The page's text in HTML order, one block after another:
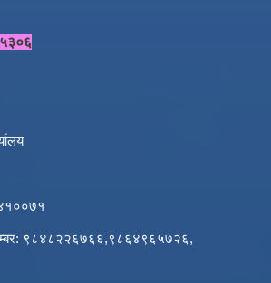
९८४८२२६७६६,९८६४९६५७२६,